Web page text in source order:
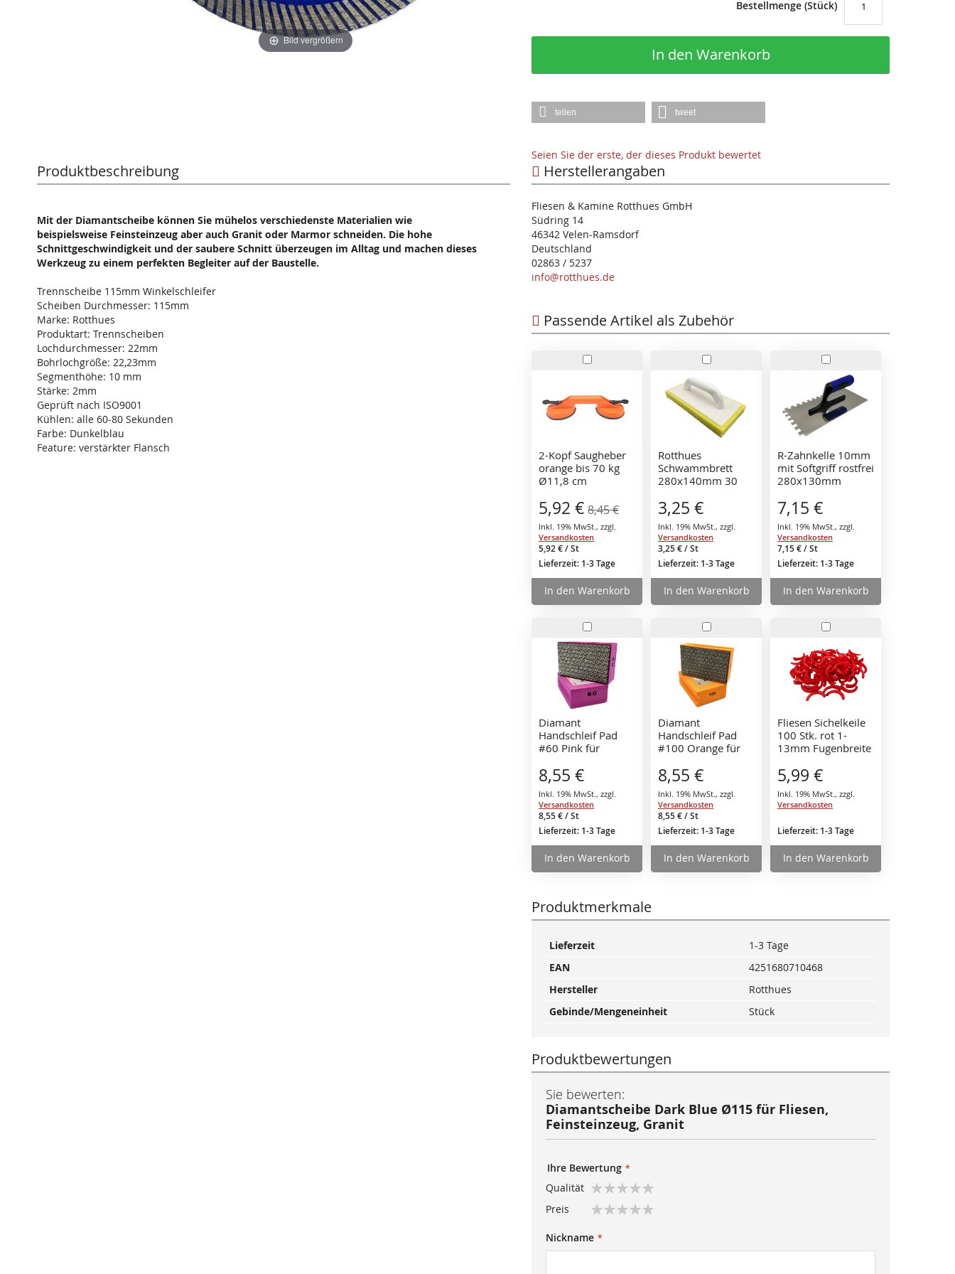
Bild vergrößern
Bestellmenge (Stück)
In den Warenkorb
teilen tweet
Seien Sie der erste, der dieses Produkt bewertet
Produktbeschreibung
Mit der Diamantscheibe können Sie mühelos verschiedenste Materialien wie
beispielsweise Feinsteinzeug aber auch Granit oder Marmor schneiden. Die hohe
Schnittgeschwindigkeit und der saubere Schnitt überzeugen im Alltag und machen dieses
Werkzeug zu einem perfekten Begleiter auf der Baustelle.
Trennscheibe 115mm Winkelschleifer
Scheiben Durchmesser: 115mm
Marke: Rotthues
Produktart: Trennscheiben
Lochdurchmesser: 22mm
Bohrlochgröße: 22,23mm
Segmenthöhe: 10 mm
Stärke: 2mm
Geprüft nach ISO9001
Kühlen: alle 60-80 Sekunden
Farbe: Dunkelblau
Feature: verstärkter Flansch
Herstellerangaben
Fliesen & Kamine Rotthues GmbH
Südring 14
46342 Velen-Ramsdorf
Deutschland
02863 / 5237
info@rotthues.de
Passende Artikel als Zubehör
In
2-Kopf Saugheber
orange bis 70 kg
Ø11,8 cm
glatte Fliesen Glas,
Metall, Spiegel
Sonderangebot
5,92 € 8,45 €
Inkl. 19% MwSt. , zzgl.
Versandkosten
5,92 €/ St
Lieferzeit: 1-3 Tage
In den Warenkorb
In
Warenkorb
Rotthues
Schwammbrett
280x140mm 30
3,25 €
Inkl. 19% MwSt. , zzgl.
Versandkosten
3,25 €/ St
Lieferzeit: 1-3 Tage
In den Warenkorb
In
den
Warenkorb
R-Zahnkelle 10mm
mit Softgriff rostfrei
280x130mm
Glättekelle
7,15 €
Inkl. 19% MwSt. , zzgl.
Versandkosten
7,15 €/ St
Lieferzeit: 1-3 Tage
In den Warenkorb
In
den
Warenkorb
Diamant
Handschleif Pad
#60 Pink für
Marmor, Granit,
Natur- oder
Kunststein sowie
Glas
8,55 €
Inkl. 19% MwSt., zzgl.
Versandkosten
8,55 €/ St
Lieferzeit: 1-3 Tage
In den Warenkorb
In
Warenkorb
Diamant
Handschleif Pad
#100 Orange für
Marmor, Granit,
Natur- oder
Kunststein sowie
Glas
8,55 €
Inkl. 19% MwSt., zzgl.
Versandkosten
8,55 €/ St
Lieferzeit: 1-3 Tage
In den Warenkorb
In
Warenkorb
Fliesen Sichelkeile
100 Stk. rot 1-
13mm Fugenbreite
Nivelliersystem
Fliesenkeile
5,99 €
Inkl. 19% MwSt., zzgl.
Versandkosten
Lieferzeit: 1-3 Tage
In den Warenkorb
Produktmerkmale
Mehr
Lieferzeit
1-3 Tage
EAN
4251680710468
Hersteller
Rotthues
Gebinde/Mengeneinheit
Stück
Produktbewertungen
Sie bewerten:
Diamantscheibe Dark Blue Ø115 für Fliesen,
Feinsteinzeug, Granit
Ihre Bewertung
Qualität
star
stars
stars
stars
stars
Preis
star
stars
stars
stars
stars
Nickname